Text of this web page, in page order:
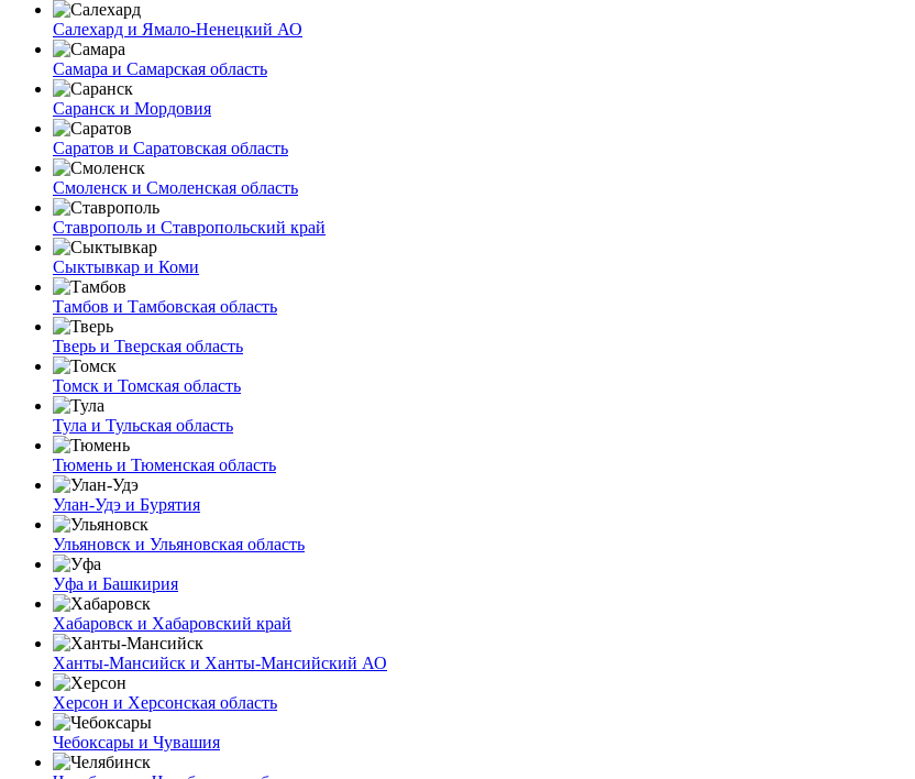
Салехард и Ямало-Ненецкий АО
Самара и Самарская область
Саранск и Мордовия
Саратов и Саратовская область
Смоленск и Смоленская область
Ставрополь и Ставропольский край
Сыктывкар и Коми
Тамбов и Тамбовская область
Тверь и Тверская область
Томск и Томская область
Тула и Тульская область
Тюмень и Тюменская область
Улан-Удэ и Бурятия
Ульяновск и Ульяновская область
Уфа и Башкирия
Хабаровск и Хабаровский край
Ханты-Мансийск и Ханты-Мансийский АО
Херсон и Херсонская область
Чебоксары и Чувашия